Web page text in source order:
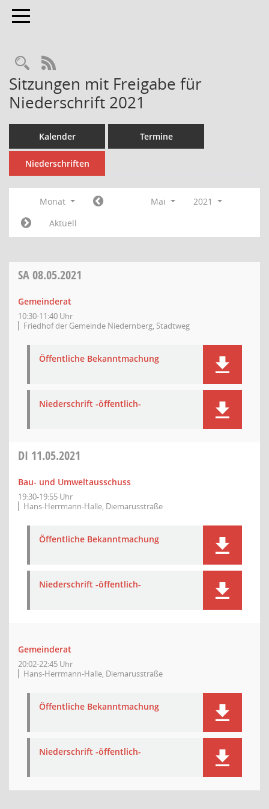
Toggle navigation
Rechercheauswahl
RSS-Feed
Sitzungen mit Freigabe für
Niederschrift 2021
Kalender Termine
Niederschriften
Monat Mai
2021
Aktuell
SA08.05.2021
Gemeinderat
10:30-11:40 Uhr
Friedhof der Gemeinde Niedernberg, Stadtweg
Öffentliche Bekanntmachung
Niederschrift -öffentlich-
DI 11.05.2021
Bau- und Umweltausschuss
19:30-19:55 Uhr
Hans-Herrmann-Halle, Diemarusstraße
Öffentliche Bekanntmachung
Niederschrift -öffentlich-
Gemeinderat
20:02-22:45 Uhr
Hans-Herrmann-Halle, Diemarusstraße
Öffentliche Bekanntmachung
Niederschrift -öffentlich-